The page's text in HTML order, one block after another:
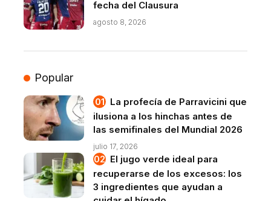
fecha del Clausura
agosto 8, 2026
Popular
La profecía de Parravicini que
ilusiona a los hinchas antes de
las semifinales del Mundial 2026
julio 17, 2026
El jugo verde ideal para
recuperarse de los excesos: los
3 ingredientes que ayudan a